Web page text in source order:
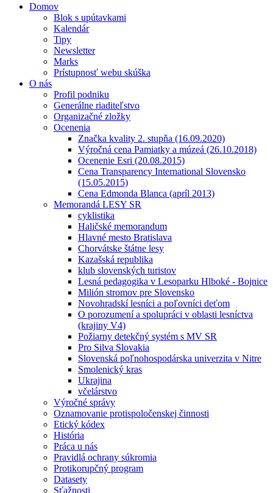
Domov
Blok s upútavkami
Kalendár
Tipy
Newsletter
Marks
Prístupnosť webu skúška
O nás
Profil podniku
Generálne riaditeľstvo
Organizačné zložky
Ocenenia
Značka kvality 2. stupňa (16.09.2020)
Výročná cena Pamiatky a múzeá (26.10.2018)
Ocenenie Esri (20.08.2015)
Cena Transparency International Slovensko
(15.05.2015)
Cena Edmonda Blanca (apríl 2013)
Memorandá LESY SR
cyklistika
Haličské memorandum
Hlavné mesto Bratislava
Chorvátske štátne lesy
Kazašská republika
klub slovenských turistov
Lesná pedagogika v Lesoparku Hlboké - Bojnice
Milión stromov pre Slovensko
Novohradskí lesníci a poľovníci deťom
O porozumení a spolupráci v oblasti lesníctva
(krajiny V4)
Požiarny detekčný systém s MV SR
Pro Silva Slovakia
Slovenská poľnohospodárska univerzita v Nitre
Smolenický kras
Ukrajina
včelárstvo
Výročné správy
Oznamovanie protispoločenskej činnosti
Etický kódex
História
Práca u nás
Pravidlá ochrany súkromia
Protikorupčný program
Datasety
Sťažnosti